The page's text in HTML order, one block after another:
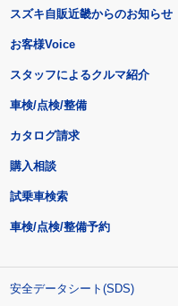
スズキ自販近畿からのお知らせ
お客様Voice
スタッフによるクルマ紹介
車検/点検/整備
カタログ請求
購入相談
試乗車検索
車検/点検/整備予約
安全データシート(SDS)